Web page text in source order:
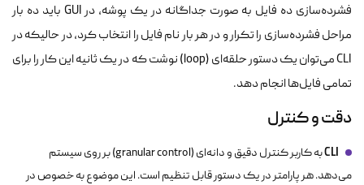
فشرده‌سازی ده فایل به صورت جداگانه در یک پوشه، در GUI باید ده بار
مراحل فشرده‌سازی را تکرار و در هر بار نام فایل را انتخاب کرد، در حالیکه در
CLI می‌توان یک دستور حلقه‌ای (loop) نوشت که در یک ثانیه این کار را برای
تمامی فایل‌ها انجام دهد.
دقت و کنترل
CLI
به کاربر کنترل دقیق و دانه‌ای (granular control) بر روی سیستم
می‌دهد. هر پارامتر در یک دستور قابل تنظیم است. این موضوع به خصوص در